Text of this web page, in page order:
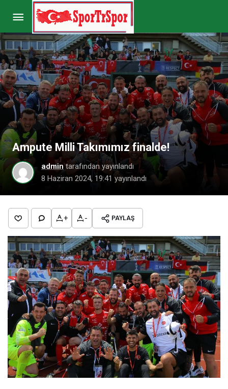
Ampute Milli Takımımız finalde!
admintarafından yayınlandı
8 Haziran 2024, 19:41 yayınlandı
+ - PAYLAŞ
Ege Üniversitesi Futbol Takımı Türkiye
Şampiyonu Oldu
Yorum Yap Paylaş